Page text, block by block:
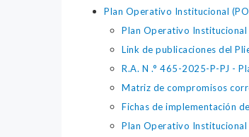
Plan Operativo Institucional
Plan Operativo Institucional
Link de publicaciones del
R.A. N .° 465-2025-P-PJ -
Matriz de compromisos
Fichas de implementación
Plan Operativo